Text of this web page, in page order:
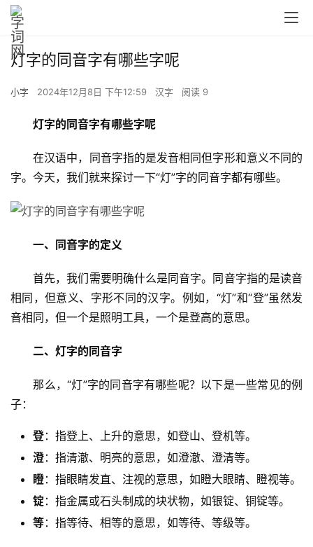
灯字的同音字有哪些字呢
小字 2024年12月8日 下午12:59 汉字 阅读 9
灯字的同音字有哪些字呢
在汉语中，同音字指的是发音相同但字形和意义不同的
字。今天，我们就来探讨一下“灯”字的同音字都有哪些。
一、同音字的定义
首先，我们需要明确什么是同音字。同音字指的是读音
相同，但意义、字形不同的汉字。例如，“灯”和“登”虽然发
音相同，但一个是照明工具，一个是登高的意思。
二、灯字的同音字
那么，“灯”字的同音字有哪些呢？以下是一些常见的例
子：
登：指登上、上升的意思，如登山、登机等。
澄：指清澈、明亮的意思，如澄澈、澄清等。
瞪：指眼睛发直、注视的意思，如瞪大眼睛、瞪视等。
锭：指金属或石头制成的块状物，如银锭、铜锭等。
等：指等待、相等的意思，如等待、等级等。